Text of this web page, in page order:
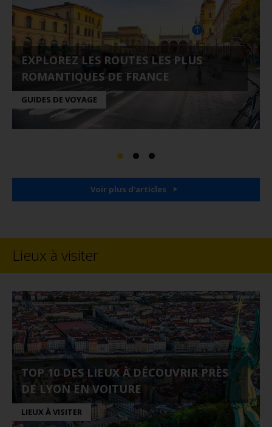
EXPLOREZ LES ROUTES LES PLUS
ROMANTIQUES DE FRANCE
GUIDES DE VOYAGE
Voir plus d'articles
Lieux à visiter
TOP 10 DES LIEUX À DÉCOUVRIR PRÈS
DE LYON EN VOITURE
LIEUX À VISITER